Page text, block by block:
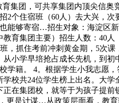
集团，可共享集团内顶尖信
个住宿班（60人）去大兴，
够寄宿…招生对象：海淀区
育集团主要）招生人数：40
，抓住考前冲刺黄金期，5次
小学早培抢占成长先机，到
籍。 4。根据学生小我志愿
校共24位学生榜上出名。大
在集团校，就等于为孩子提前
更是计谋…从政策层面看，教